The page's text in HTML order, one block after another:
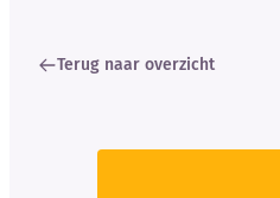
Terug naar overzicht